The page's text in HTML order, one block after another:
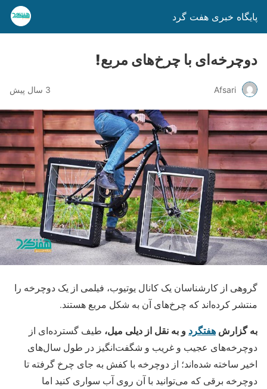
پایگاه خبری هفت گرد
دوچرخه‌ای با چرخ‌های مربع!
Afsari 3 سال پیش
گروهی از کارشناسان یک کانال یوتیوب، فیلمی از یک دوچرخه را
منتشر کرده‌اند که چرخ‌های آن به شکل مربع هستند.
به گزارش هفتگرد و به نقل از دیلی میل، طیف گسترده‌ای از
دوچرخه‌های عجیب و غریب و شگفت‌انگیز در طول سال‌های
اخیر ساخته شده‌اند؛ از دوچرخه‌ با کفش به جای چرخ گرفته تا
دوچرخه برقی که می‌توانید با آن روی آب سواری کنید اما